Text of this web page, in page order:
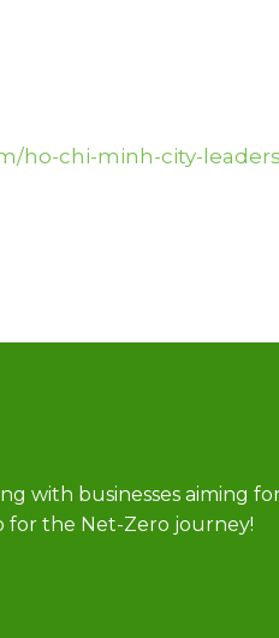
ho-chi-minh-city-
with businesses aiming
for the Net-Zero journey!